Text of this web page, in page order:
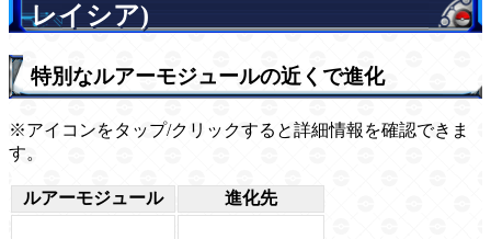
レイシア)
特別なルアーモジュールの近くで進化
※アイコンをタップ/クリックすると詳細情報を確認できま
す。
ルアーモジュール 進化先